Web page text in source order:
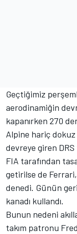
Geçtiğimiz
aerodinamiğin
kapanırken 270
Alpine hariç
devreye giren DRS
FIA tarafından
getirilse de Ferrari,
denedi. Günün
kanadı kullandı.
Bunun nedeni
takım patronu